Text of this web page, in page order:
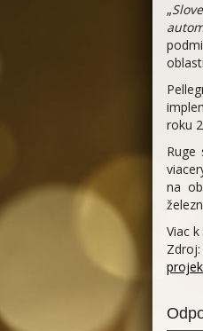
„
roku
Ruge
na
Viac